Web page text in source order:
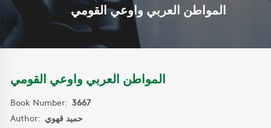
المواطن العربي واوعي القومي
المواطن العربي واوعي القومي
Book Number: 3667
Author: حميد قهوي